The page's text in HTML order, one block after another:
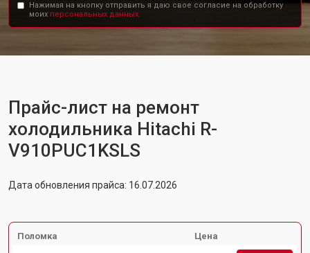
Нажимая на кнопку отправить я даю свое согласие на обработку
моих персональных данных.
Прайс-лист на ремонт
холодильника Hitachi R-
V910PUC1KSLS
Дата обновления прайса: 16.07.2026
Поломка Цена